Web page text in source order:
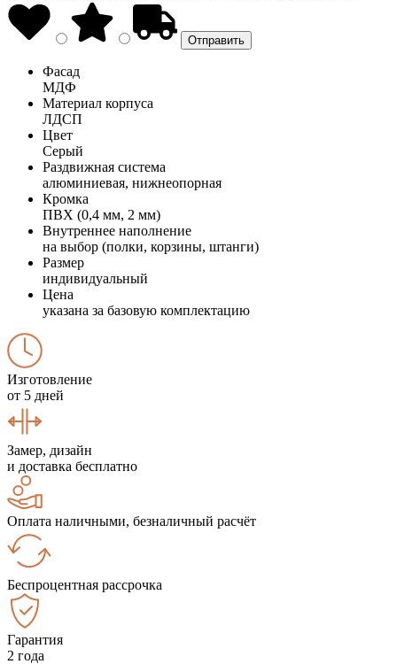
Фасад
МДФ
Материал корпуса
ЛДСП
Цвет
Серый
Раздвижная система
алюминиевая, нижнеопорная
Кромка
ПВХ (0,4 мм, 2 мм)
Внутреннее наполнение
на выбор (полки, корзины, штанги)
Размер
индивидуальный
Цена
указана за базовую комплектацию
Изготовление
от 5 дней
Замер, дизайн
и доставка бесплатно
Оплата наличными, безналичный расчёт
Беспроцентная рассрочка
Гарантия
2 года